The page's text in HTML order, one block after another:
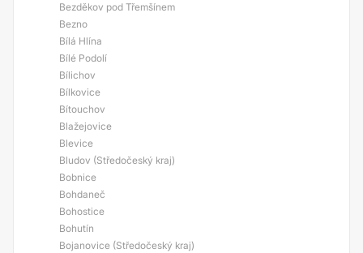
Bezděkov pod Třemšínem
Bezno
Bílá Hlína
Bílé Podolí
Bílichov
Bílkovice
Bítouchov
Blažejovice
Blevice
Bludov (Středočeský kraj)
Bobnice
Bohdaneč
Bohostice
Bohutín
Bojanovice (Středočeský kraj)